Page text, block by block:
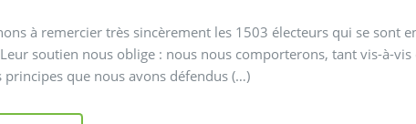
à remercier très sincèrement les 1503 électeurs qui se sont
soutien nous oblige : nous nous comporterons, tant vis-à-
principes que nous avons défendus (…)